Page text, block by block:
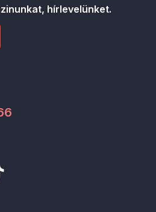
hírlevelünket.